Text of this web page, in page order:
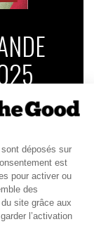
les
? |
la Good
de Marc
Officer